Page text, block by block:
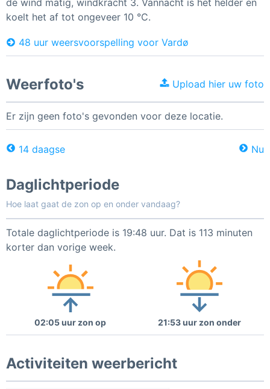
de wind matig, windkracht 3. Vannacht is het helder en
koelt het af tot ongeveer 10 °C.
48 uur weersvoorspelling voor Vardø
Weerfoto's Upload hier uw foto
Er zijn geen foto's gevonden voor deze locatie.
14 daagse Nu
Daglichtperiode
Hoe laat gaat de zon op en onder vandaag?
Totale daglichtperiode is 19:48 uur. Dat is 113 minuten
korter dan vorige week.
02:05 uur zon op 21:53 uur zon onder
Activiteiten weerbericht